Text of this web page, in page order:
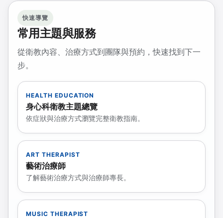
快速導覽
常用主題與服務
從衛教內容、治療方式到團隊與預約，快速找到下一
步。
HEALTH EDUCATION
身心科衛教主題總覽
依症狀與治療方式瀏覽完整衛教指南。
ART THERAPIST
藝術治療師
了解藝術治療方式與治療師專長。
MUSIC THERAPIST